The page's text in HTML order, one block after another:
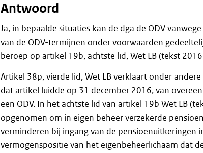
Antwoord
Ja, in bepaalde situaties kan de dga de ODV
van de ODV-termijnen onder voorwaarden
beroep op artikel 19b, achtste lid, Wet LB (tekst
Artikel 38p, vierde lid, Wet LB verklaart onder
dat artikel luidde op 31 december 2016, van
een ODV. In het achtste lid van artikel 19b Wet LB
opgenomen om in eigen beheer verzekerde
verminderen bij ingang van de pensioenuitkeringen
vermogenspositie van het eigenbeheerlichaam dat